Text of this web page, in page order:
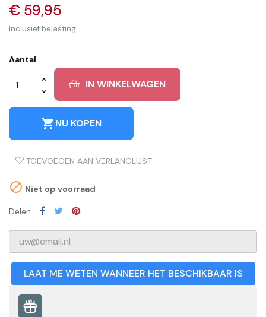
€ 59,95
Inclusief belasting
Aantal
IN WINKELWAGEN
shopping_cartNU KOPEN
TOEVOEGEN AAN VERLANGLIJST
 Niet op voorraad
Delen
LAAT ME WETEN WANNEER HET BESCHIKBAAR IS